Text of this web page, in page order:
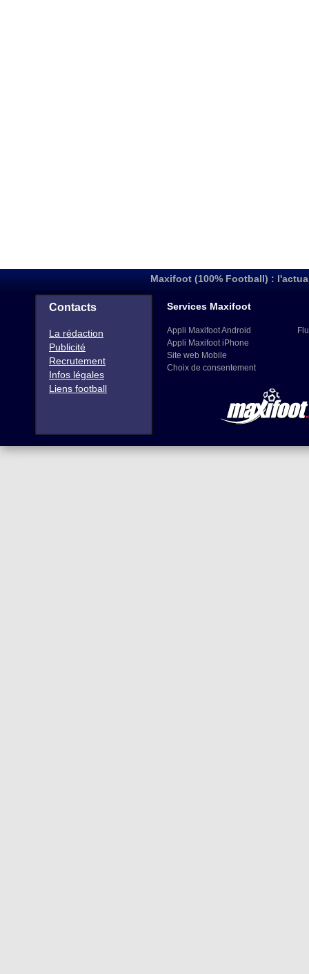
Maxifoot (100% Football) :
Contacts
La rédaction
Publicité
Recrutement
Infos légales
Liens football
Services Maxifoot
Appli Maxifoot Android
Appli Maxifoot iPhone
Site web Mobile
Choix de consentement